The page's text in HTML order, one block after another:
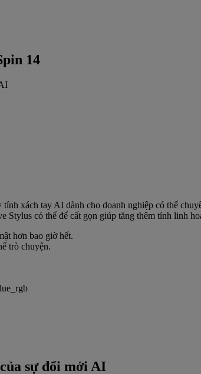
14
xách tay AI dành cho doanh nghiệp có thể
Stylus có thể để cất gọn giúp tăng thêm tính linh
hơn bao giờ hết.
trò chuyện.
sự đổi mới AI